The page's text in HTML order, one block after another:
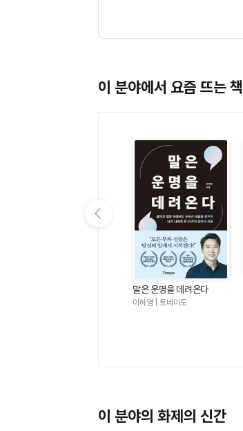
이 분야에서 요즘 뜨는 책
말은 운명을 데려온다
이하영 | 토네이도
이 분야의 화제의 신간